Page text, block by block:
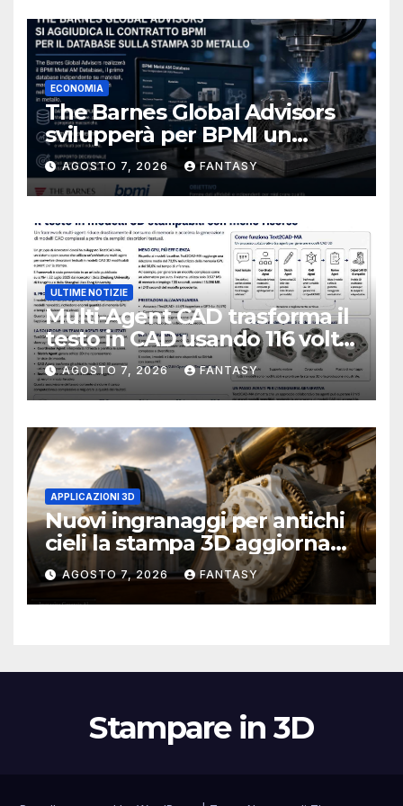
ECONOMIA
The Barnes Global Advisors
svilupperà per BPMI un
database per la stampa 3D
metallica destinata alla filiera
navale statunitense
AGOSTO 7, 2026 FANTASY
ULTIME NOTIZIE
Multi-Agent CAD trasforma il
testo in CAD usando 116 volte
meno token
AGOSTO 7, 2026 FANTASY
APPLICAZIONI 3D
Nuovi ingranaggi per antichi
cieli la stampa 3D aggiorna
un osservatorio del 1930 della
University of Arkansas at
Little Rock
AGOSTO 7, 2026 FANTASY
Stampare in 3D